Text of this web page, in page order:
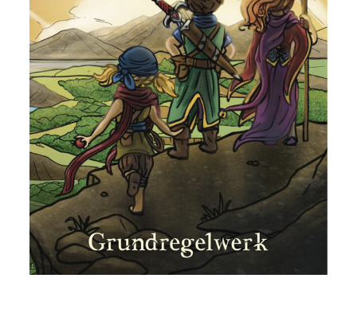
Mystics of Gaia –
Grundregelwerk